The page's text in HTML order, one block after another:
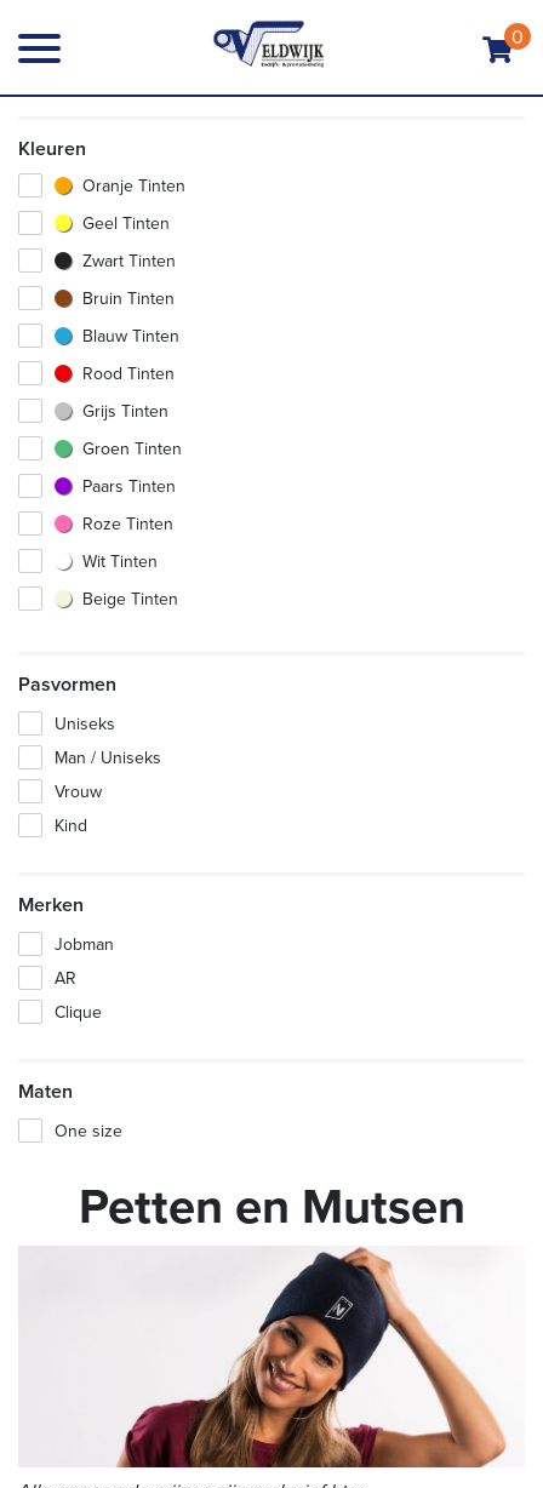
0
Kleuren
Oranje Tinten
Geel Tinten
Zwart Tinten
Bruin Tinten
Blauw Tinten
Rood Tinten
Grijs Tinten
Groen Tinten
Paars Tinten
Roze Tinten
Wit Tinten
Beige Tinten
Pasvormen
Uniseks
Man / Uniseks
Vrouw
Kind
Merken
Jobman
AR
Clique
Maten
One size
Petten en Mutsen